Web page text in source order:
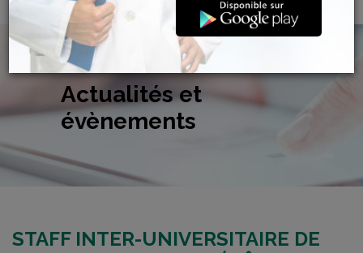
Actualités et
évènements
STAFF INTER-UNIVERSITAIRE DE